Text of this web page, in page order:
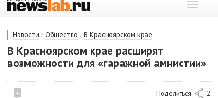
Показать
меню
Новости / Общество , В Красноярском крае
В Красноярском крае расширят
возможности для «гаражной амнистии»
4 Поделиться 2